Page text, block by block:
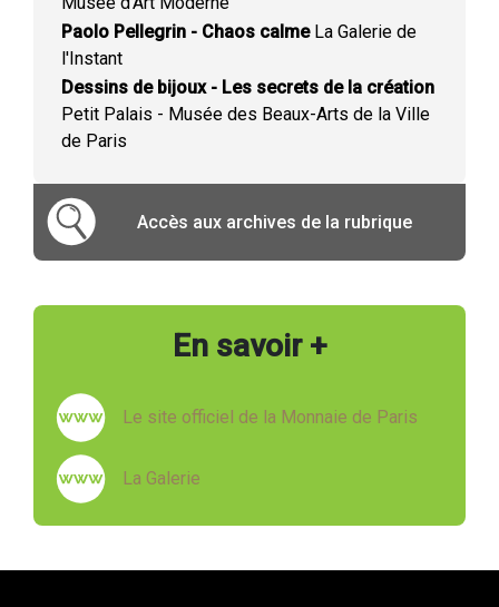
Paolo Pellegrin - Chaos calmeLa Galerie de
l'Instant
Dessins de bijoux - Les secrets de la création
Petit Palais - Musée des Beaux-Arts de la Ville
de Paris
Accès aux archives de la rubrique
En savoir +
Le site officiel de la Monnaie de Paris
La Galerie